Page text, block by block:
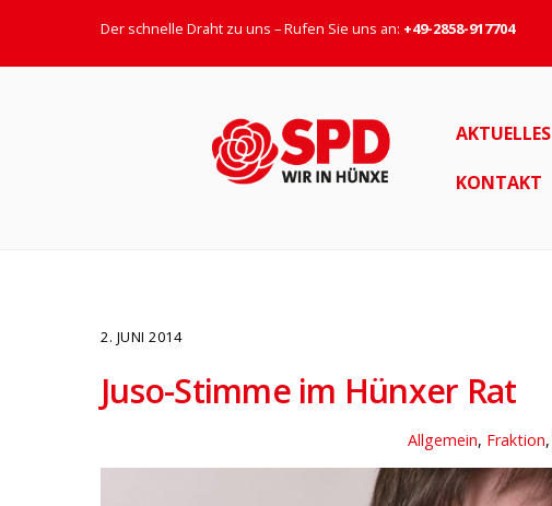
Der schnelle Draht zu uns – Rufen Sie uns an: +49-2858-917704
AKTUELLES
KONTAKT
2. JUNI 2014
Juso-Stimme im Hünxer Rat
Allgemein, Fraktion,